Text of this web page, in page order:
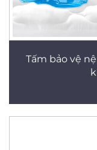
Tấm bảo vệ